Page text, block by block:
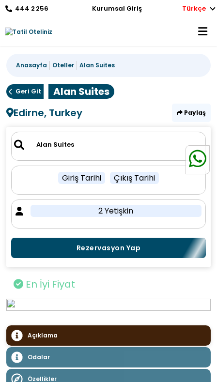
444 2 256 Kurumsal Giriş Türkçe
Anasayfa Oteller Alan Suites
Geri Git
Alan Suites
Edirne, Turkey
Paylaş
Giriş Tarihi Çıkış Tarihi
2 Yetişkin
Rezervasyon Yap
En İyi Fiyat
Açıklama
Odalar
Özellikler